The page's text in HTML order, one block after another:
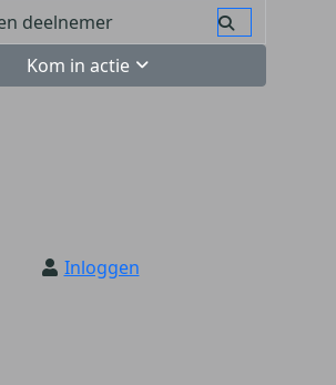
Kom in actie
Inloggen